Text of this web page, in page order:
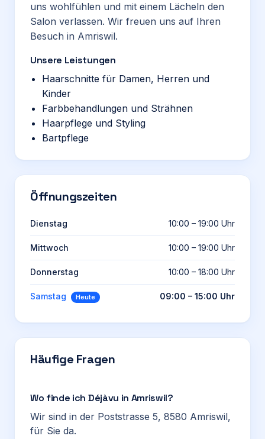
uns wohlfühlen und mit einem Lächeln den
Salon verlassen. Wir freuen uns auf Ihren
Besuch in Amriswil.
Unsere Leistungen
Haarschnitte für Damen, Herren und
Kinder
Farbbehandlungen und Strähnen
Haarpflege und Styling
Bartpflege
Öffnungszeiten
Dienstag 10:00 – 19:00 Uhr
Mittwoch 10:00 – 19:00 Uhr
Donnerstag 10:00 – 18:00 Uhr
Samstag Heute 09:00 – 15:00 Uhr
Häufige Fragen
Wo finde ich Déjàvu in Amriswil?
Wir sind in der Poststrasse 5, 8580 Amriswil,
für Sie da.